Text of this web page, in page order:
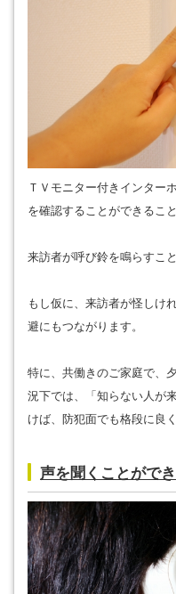
ＴＶモニター付きインター
を確認することができること
来訪者が呼び鈴を鳴らすこ
もし仮に、来訪者が怪しけ
避にもつながります。
特に、共働きのご家庭で、
況下では、「知らない人が
けば、防犯面でも格段に良
声を聞くことがで